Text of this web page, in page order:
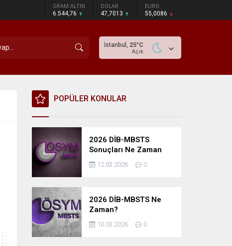
GRAM ALTIN
6.544,76
DOLAR
47,7013
EURO
55,0086
İstanbul, 25°C
Açık
POPÜLER KONULAR
2026 DİB-MBSTS
Sonuçları Ne Zaman
Açıklanacak?
12.03.2026 0
2026 DİB-MBSTS Ne
Zaman?
10.03.2026 0